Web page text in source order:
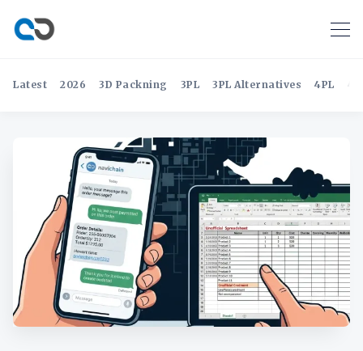
Latest 2026 3D Packning 3PL 3PL Alternatives 4PL